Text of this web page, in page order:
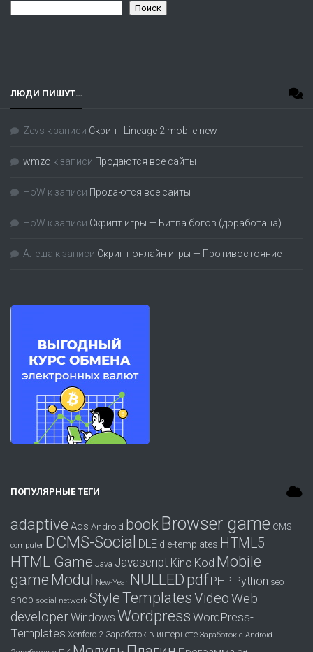
Поиск
ЛЮДИ ПИШУТ…
Zevs к записи Скрипт Lineage 2 mobile new
wmzo к записи Продаются все сайты
HoW к записи Продаются все сайты
HoW к записи Скрипт игры — Битва богов (доработана)
Алеша к записи Скрипт онлайн игры — Противостояние
ПОПУЛЯРНЫЕ ТЕГИ
adaptive Ads Android book Browser game CMS
computer DCMS-Social DLE dle-templates HTML5
HTML Game Java Javascript Kino Kod Mobile
gameModul New-Year NULLED pdf PHP Python seo
shop social network StyleTemplatesVideoWeb
developerWindows Wordpress WordPress-
Templates Xenforo 2 Заработок в интернете Заработок с Android